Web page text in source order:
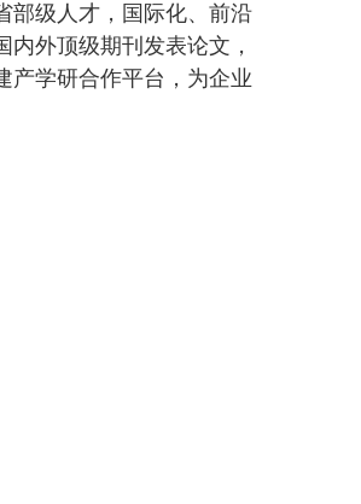
部级人才，国际化、前沿
外顶级期刊发表论文，
产学研合作平台，为企业